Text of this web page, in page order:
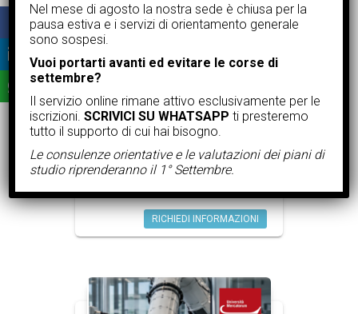
LAUREE,LAUREE I LIVELLO (TRIENNALE)
L-19 Scienze
dell’Educazione e della
Formazione – Unipegaso
RICHIEDI INFORMAZIONI
Nel mese di agosto la nostra sede è chiusa per la
pausa estiva e i servizi di orientamento generale
sono sospesi.
Vuoi portarti avanti ed evitare le corse di
settembre?
Il servizio online rimane attivo esclusivamente per le
iscrizioni.SCRIVICI SU WHATSAPP ti presteremo
tutto il supporto di cui hai bisogno.
Le consulenze orientative e le valutazioni dei piani di
studio riprenderanno il 1° Settembre.